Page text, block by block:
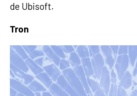
de Ubisoft.
Tron